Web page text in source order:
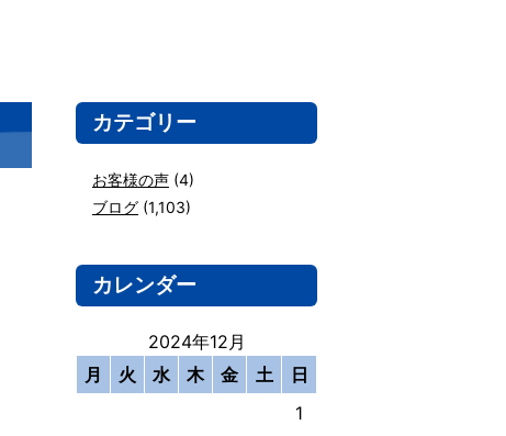
カテゴリー
お客様の声 (4)
ブログ (1,103)
カレンダー
2024年12月
月
火 水 木 金 土
日
1